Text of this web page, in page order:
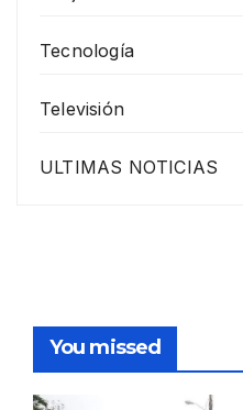
Tecnología
Televisión
ULTIMAS NOTICIAS
You missed